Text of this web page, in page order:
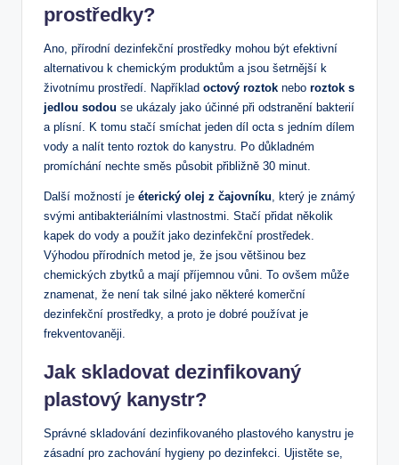
prostředky?
Ano, přírodní dezinfekční prostředky mohou být efektivní
alternativou k chemickým produktům a jsou šetrnější k
životnímu prostředí. Například octový roztok nebo roztok s
jedlou sodou se ukázaly jako účinné při odstranění bakterií
a plísní. K tomu stačí smíchat jeden díl octa s jedním dílem
vody a nalít tento roztok do kanystru. Po důkladném
promíchání nechte směs působit přibližně 30 minut.
Další možností je éterický olej z čajovníku, který je známý
svými antibakteriálními vlastnostmi. Stačí přidat několik
kapek do vody a použít jako dezinfekční prostředek.
Výhodou přírodních metod je, že jsou většinou bez
chemických zbytků a mají příjemnou vůni. To ovšem může
znamenat, že není tak silné jako některé komerční
dezinfekční prostředky, a proto je dobré používat je
frekventovaněji.
Jak skladovat dezinfikovaný
plastový kanystr?
Správné skladování dezinfikovaného plastového kanystru je
zásadní pro zachování hygieny po dezinfekci. Ujistěte se,